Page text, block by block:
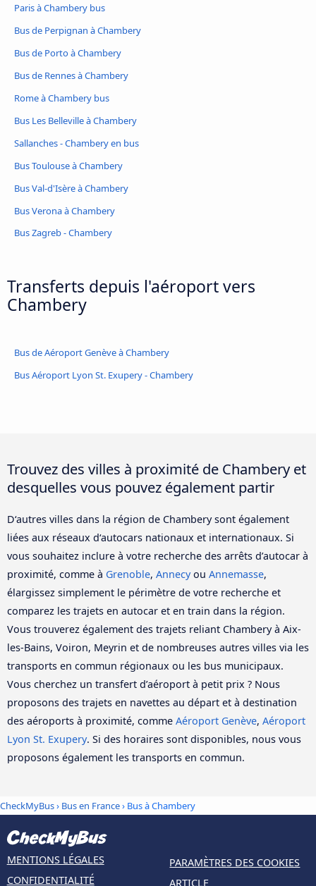
Paris à Chambery bus
Bus de Perpignan à Chambery
Bus de Porto à Chambery
Bus de Rennes à Chambery
Rome à Chambery bus
Bus Les Belleville à Chambery
Sallanches - Chambery en bus
Bus Toulouse à Chambery
Bus Val-d'Isère à Chambery
Bus Verona à Chambery
Bus Zagreb - Chambery
Transferts depuis l'aéroport vers
Chambery
Bus de Aéroport Genève à Chambery
Bus Aéroport Lyon St. Exupery - Chambery
Trouvez des villes à proximité de Chambery et
desquelles vous pouvez également partir
D‘autres villes dans la région de Chambery sont également
liées aux réseaux d‘autocars nationaux et internationaux. Si
vous souhaitez inclure à votre recherche des arrêts d’autocar à
proximité, comme à Grenoble, Annecyou Annemasse,
élargissez simplement le périmètre de votre recherche et
comparez les trajets en autocar et en train dans la région.
Vous trouverez également des trajets reliant Chambery à Aix-
les-Bains, Voiron, Meyrin et de nombreuses autres villes via les
transports en commun régionaux ou les bus municipaux.
Vous cherchez un transfert d’aéroport à petit prix ? Nous
proposons des trajets en navettes au départ et à destination
des aéroports à proximité, comme Aéroport Genève, Aéroport
Lyon St. Exupery. Si des horaires sont disponibles, nous vous
proposons également les transports en commun.
CheckMyBus› Bus en France› Bus à Chambery
MENTIONS LÉGALES
CONFIDENTIALITÉ
PARAMÈTRES DES COOKIES
ARTICLE